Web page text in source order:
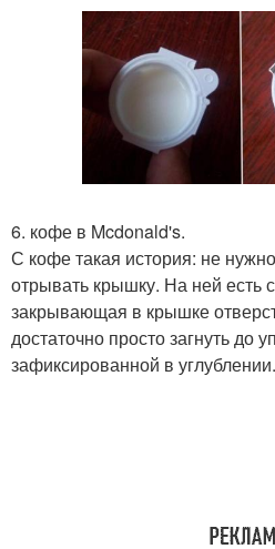
6. кофе в Mcdonald's.
С кофе такая история: не
отрывать крышку. На ней есть
закрывающая в крышке
достаточно просто загнуть до
зафиксированной в углублении.